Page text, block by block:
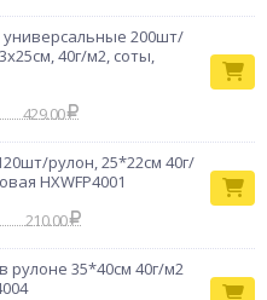
200шт/
40г/м2, соты,
429.00
рулон, 25*22см 40г/
HXWFP4001
210.00
рулоне 35*40см 40г/м2